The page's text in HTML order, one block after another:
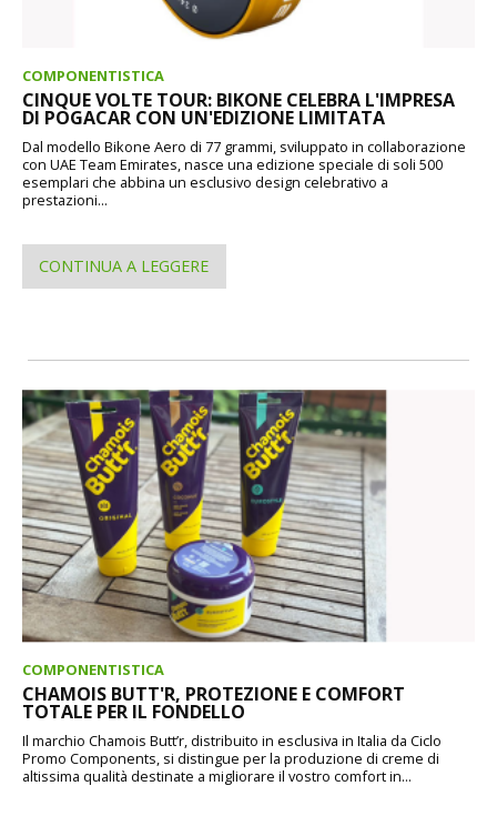
COMPONENTISTICA
CINQUE VOLTE TOUR: BIKONE CELEBRA L'IMPRESA
DI POGACAR CON UN'EDIZIONE LIMITATA
Dal modello Bikone Aero di 77 grammi, sviluppato in collaborazione
con UAE Team Emirates, nasce una edizione speciale di soli 500
esemplari che abbina un esclusivo design celebrativo a
prestazioni...
CONTINUA A LEGGERE
COMPONENTISTICA
CHAMOIS BUTT'R, PROTEZIONE E COMFORT
TOTALE PER IL FONDELLO
Il marchio Chamois Butt’r, distribuito in esclusiva in Italia da Ciclo
Promo Components, si distingue per la produzione di creme di
altissima qualità destinate a migliorare il vostro comfort in...